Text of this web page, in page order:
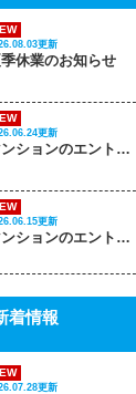
更新
休業のお知らせ
更新
マンションのエントランスがこんなに変わる‼ PART 2
更新
マンションのエントランスがこんなに変わる‼ PART 1
着情報
更新